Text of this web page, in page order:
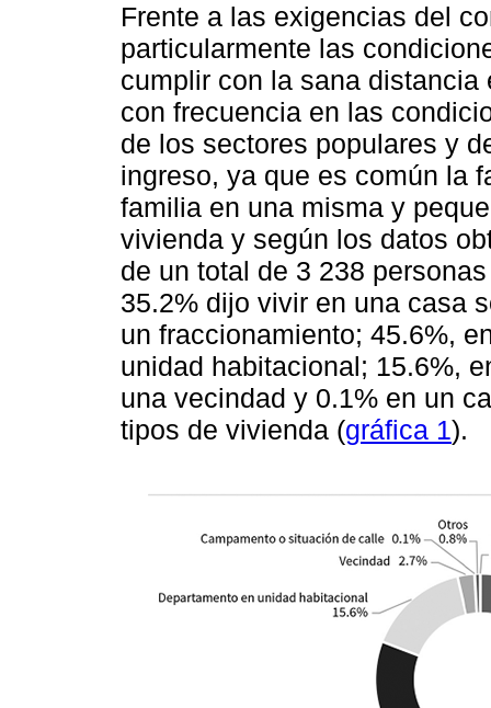
Frente a las exigencias del
particularmente las
cumplir con la sana
con frecuencia en las
de los sectores populares y
ingreso, ya que es común la
familia en una misma y
vivienda y según los datos
de un total de 3 238
35.2% dijo vivir en una casa
un fraccionamiento; 45.6%,
unidad habitacional; 15.6%,
una vecindad y 0.1% en un
tipos de vivienda (gráfica 1).